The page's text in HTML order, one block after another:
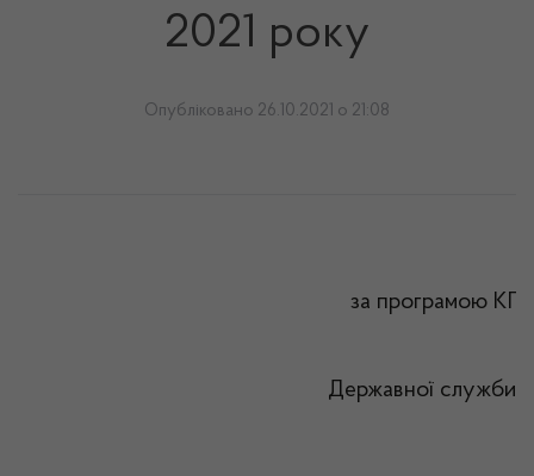
2021 року
Опубліковано 26.10.2021 о 21:08
за програмою
Державної служби з